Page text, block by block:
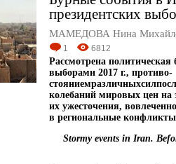
президентских
МАМЕДОВА Нина
1 6812
Рассмотрена
выборами 2017 г., противо-
колебаний мировых цен на
их ужесточения,
в региональные
Stormy events in Iran.